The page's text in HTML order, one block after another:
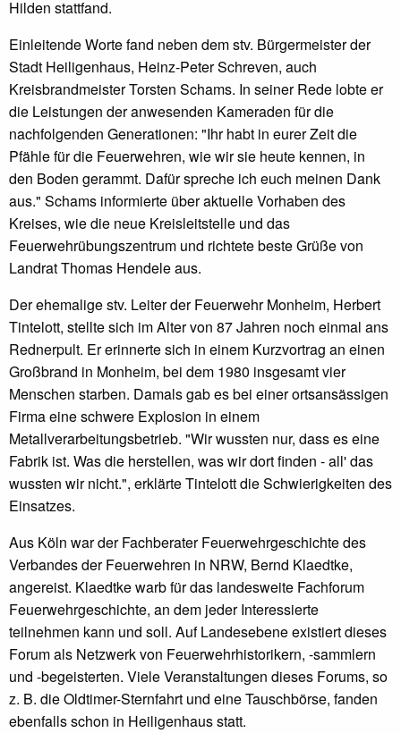
Hilden stattfand.
Einleitende Worte fand neben dem stv. Bürgermeister der
Stadt Heiligenhaus, Heinz-Peter Schreven, auch
Kreisbrandmeister Torsten Schams. In seiner Rede lobte er
die Leistungen der anwesenden Kameraden für die
nachfolgenden Generationen: "Ihr habt in eurer Zeit die
Pfähle für die Feuerwehren, wie wir sie heute kennen, in
den Boden gerammt. Dafür spreche ich euch meinen Dank
aus." Schams informierte über aktuelle Vorhaben des
Kreises, wie die neue Kreisleitstelle und das
Feuerwehrübungszentrum und richtete beste Grüße von
Landrat Thomas Hendele aus.
Der ehemalige stv. Leiter der Feuerwehr Monheim, Herbert
Tintelott, stellte sich im Alter von 87 Jahren noch einmal ans
Rednerpult. Er erinnerte sich in einem Kurzvortrag an einen
Großbrand in Monheim, bei dem 1980 insgesamt vier
Menschen starben. Damals gab es bei einer ortsansässigen
Firma eine schwere Explosion in einem
Metallverarbeitungsbetrieb. "Wir wussten nur, dass es eine
Fabrik ist. Was die herstellen, was wir dort finden - all' das
wussten wir nicht.", erklärte Tintelott die Schwierigkeiten des
Einsatzes.
Aus Köln war der Fachberater Feuerwehrgeschichte des
Verbandes der Feuerwehren in NRW, Bernd Klaedtke,
angereist. Klaedtke warb für das landesweite Fachforum
Feuerwehrgeschichte, an dem jeder Interessierte
teilnehmen kann und soll. Auf Landesebene existiert dieses
Forum als Netzwerk von Feuerwehrhistorikern, -sammlern
und -begeisterten. Viele Veranstaltungen dieses Forums, so
z. B. die Oldtimer-Sternfahrt und eine Tauschbörse, fanden
ebenfalls schon in Heiligenhaus statt.